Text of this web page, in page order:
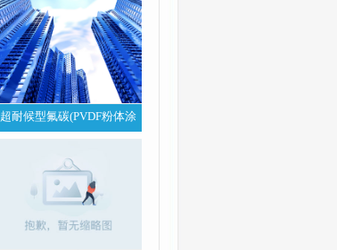
超耐候型氟碳(PVDF粉体涂
料